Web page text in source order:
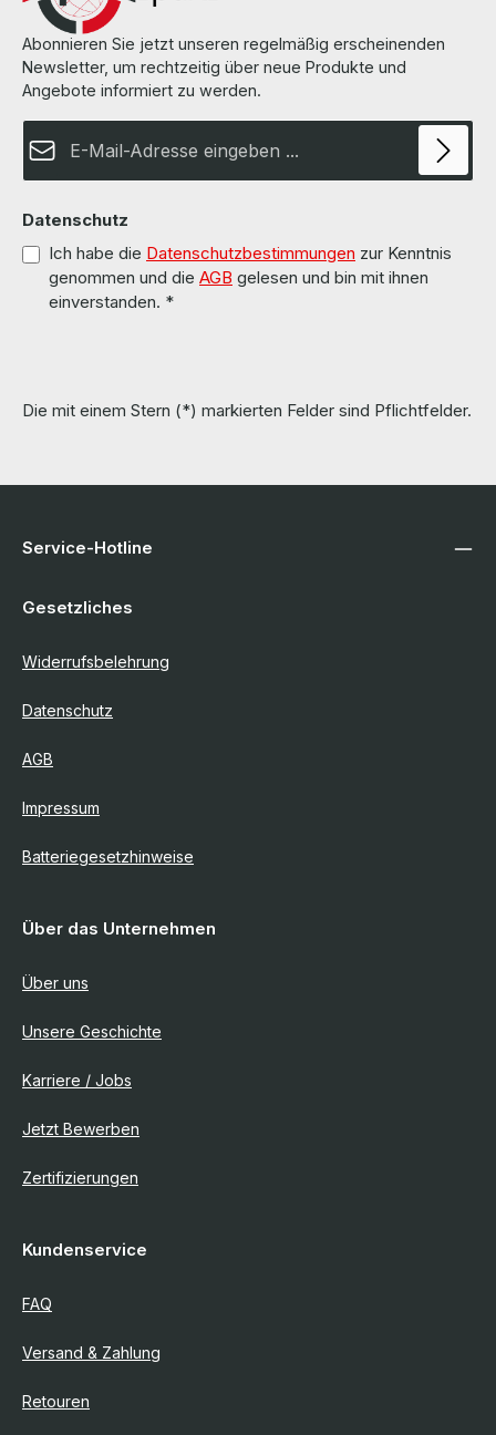
Abonnieren Sie jetzt unseren regelmäßig erscheinenden
Newsletter, um rechtzeitig über neue Produkte und
Angebote informiert zu werden.
Datenschutz
Ich habe die Datenschutzbestimmungen zur Kenntnis
genommen und die AGB gelesen und bin mit ihnen
einverstanden. *
Die mit einem Stern (*) markierten Felder sind Pflichtfelder.
Service-Hotline
Gesetzliches
Widerrufsbelehrung
Datenschutz
AGB
Impressum
Batteriegesetzhinweise
Über das Unternehmen
Über uns
Unsere Geschichte
Karriere / Jobs
Jetzt Bewerben
Zertifizierungen
Kundenservice
FAQ
Versand & Zahlung
Retouren